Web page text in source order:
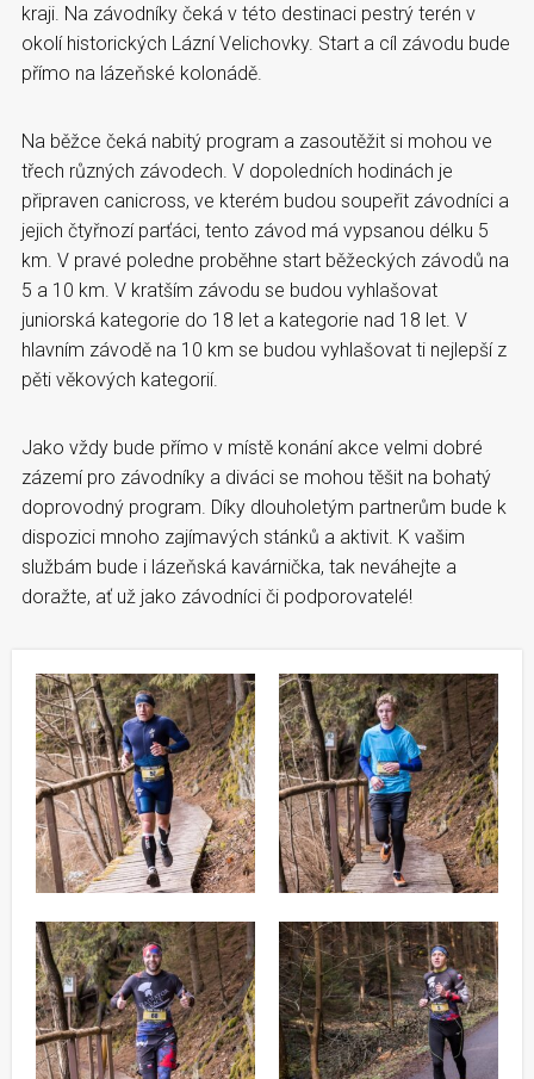
kraji. Na závodníky čeká v této destinaci pestrý terén v
okolí historických Lázní Velichovky. Start a cíl závodu bude
přímo na lázeňské kolonádě.
Na běžce čeká nabitý program a zasoutěžit si mohou ve
třech různých závodech. V dopoledních hodinách je
připraven canicross, ve kterém budou soupeřit závodníci a
jejich čtyřnozí parťáci, tento závod má vypsanou délku 5
km. V pravé poledne proběhne start běžeckých závodů na
5 a 10 km. V kratším závodu se budou vyhlašovat
juniorská kategorie do 18 let a kategorie nad 18 let. V
hlavním závodě na 10 km se budou vyhlašovat ti nejlepší z
pěti věkových kategorií.
Jako vždy bude přímo v místě konání akce velmi dobré
zázemí pro závodníky a diváci se mohou těšit na bohatý
doprovodný program. Díky dlouholetým partnerům bude k
dispozici mnoho zajímavých stánků a aktivit. K vašim
službám bude i lázeňská kavárnička, tak neváhejte a
doražte, ať už jako závodníci či podporovatelé!